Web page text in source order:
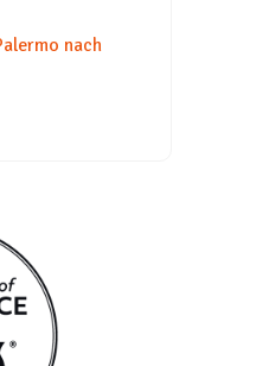
nach